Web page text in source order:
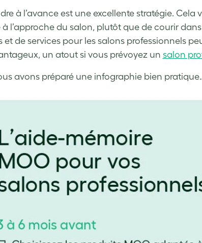
à l’avance est une excellente stratégie.
à l’approche du salon, plutôt que de courir
et de services pour les salons professionnels
un atout si vous prévoyez un salon
avons préparé une infographie bien